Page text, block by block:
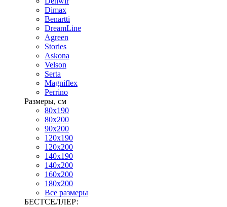
Dimax
Benartti
DreamLine
Agreen
Stories
Askona
Velson
Serta
Magniflex
Perrino
Размеры, см
80х190
80х200
90х200
120х190
120х200
140х190
140х200
160х200
180х200
Все размеры
БЕСТСЕЛЛЕР: